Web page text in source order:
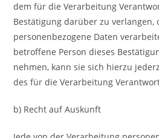
dem für die Verarbeitung
Bestätigung darüber zu verlangen,
personenbezogene Daten
betroffene Person dieses
nehmen, kann sie sich hierzu
des für die Verarbeitung
b) Recht auf Auskunft